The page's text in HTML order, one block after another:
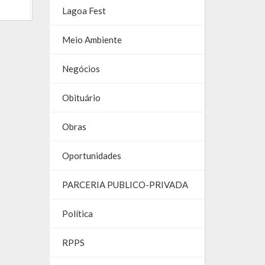
Lagoa Fest
Meio Ambiente
Negócios
Obituário
Obras
Oportunidades
PARCERIA PUBLICO-PRIVADA
Política
RPPS